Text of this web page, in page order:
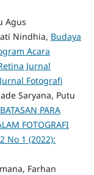
Agus
Nindhia, Budaya
Acara
Jurnal
Fotografi
Saryana, Putu
PARA
FOTOGRAFI
No 1 (2022):
Farhan